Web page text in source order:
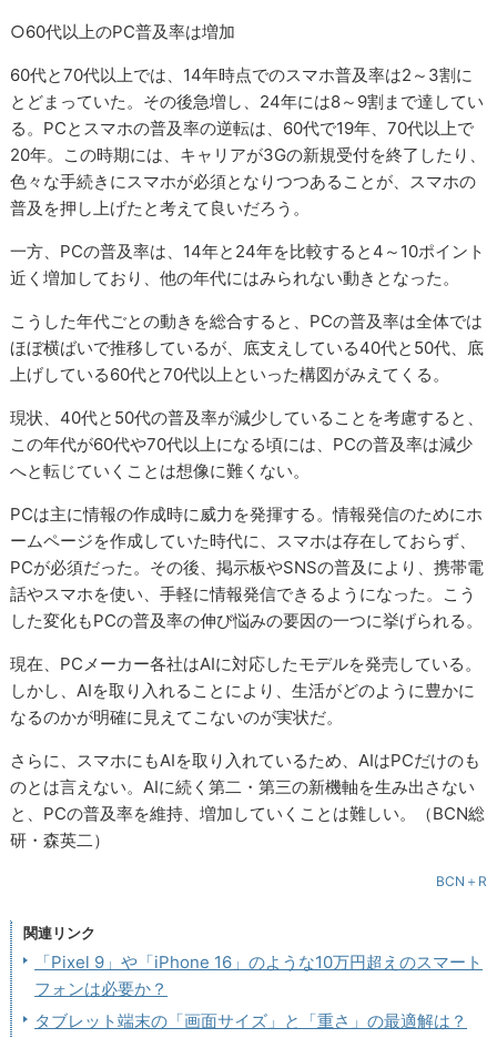
○60代以上のPC普及率は増加
60代と70代以上では、14年時点でのスマホ普及率は2～3割に
とどまっていた。その後急増し、24年には8～9割まで達してい
る。PCとスマホの普及率の逆転は、60代で19年、70代以上で
20年。この時期には、キャリアが3Gの新規受付を終了したり、
色々な手続きにスマホが必須となりつつあることが、スマホの
普及を押し上げたと考えて良いだろう。
一方、PCの普及率は、14年と24年を比較すると4～10ポイント
近く増加しており、他の年代にはみられない動きとなった。
こうした年代ごとの動きを総合すると、PCの普及率は全体では
ほぼ横ばいで推移しているが、底支えしている40代と50代、底
上げしている60代と70代以上といった構図がみえてくる。
現状、40代と50代の普及率が減少していることを考慮すると、
この年代が60代や70代以上になる頃には、PCの普及率は減少
へと転じていくことは想像に難くない。
PCは主に情報の作成時に威力を発揮する。情報発信のためにホ
ームページを作成していた時代に、スマホは存在しておらず、
PCが必須だった。その後、掲示板やSNSの普及により、携帯電
話やスマホを使い、手軽に情報発信できるようになった。こう
した変化もPCの普及率の伸び悩みの要因の一つに挙げられる。
現在、PCメーカー各社はAIに対応したモデルを発売している。
しかし、AIを取り入れることにより、生活がどのように豊かに
なるのかが明確に見えてこないのが実状だ。
さらに、スマホにもAIを取り入れているため、AIはPCだけのも
のとは言えない。AIに続く第二・第三の新機軸を生み出さない
と、PCの普及率を維持、増加していくことは難しい。（BCN総
研・森英二）
BCN＋R
関連リンク
「Pixel 9」や「iPhone 16」のような10万円超えのスマート
フォンは必要か？
タブレット端末の「画面サイズ」と「重さ」の最適解は？